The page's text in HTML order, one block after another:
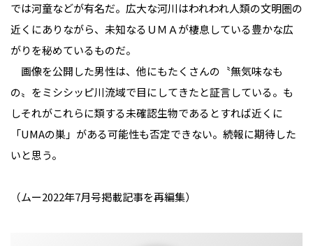
では河童などが有名だ。広大な河川はわれわれ人類の文明圏の
近くにありながら、未知なるＵＭＡが棲息している豊かな広
がりを秘めているものだ。
画像を公開した男性は、他にもたくさんの〝無気味なも
の〟をミシシッピ川流域で目にしてきたと証言している。も
しそれがこれらに類する未確認生物であるとすれば近くに
「UMAの巣」がある可能性も否定できない。続報に期待した
いと思う。
（ムー2022年7月号掲載記事を再編集）